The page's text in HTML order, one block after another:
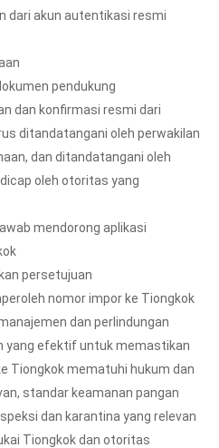
dari akun autentikasi resmi
pendukung
dan konfirmasi resmi dari
ditandatangani oleh perwakilan
dan ditandatangani oleh
oleh otoritas yang
mendorong aplikasi
persetujuan
nomor impor ke Tiongkok
dan perlindungan
yang efektif untuk memastikan
Tiongkok mematuhi hukum dan
standar keamanan pangan
dan karantina yang relevan
Tiongkok dan otoritas